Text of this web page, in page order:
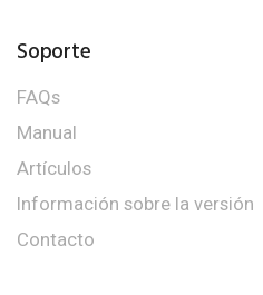
Soporte
FAQs
Manual
Artículos
Información sobre la versión
Contacto